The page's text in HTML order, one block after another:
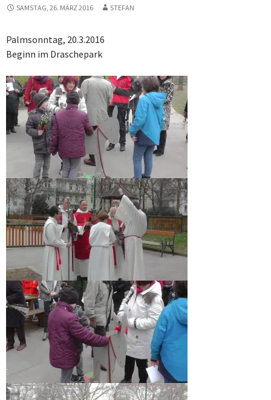
SAMSTAG, 26. MÄRZ 2016 STEFAN
Palmsonntag, 20.3.2016
Beginn im Draschepark